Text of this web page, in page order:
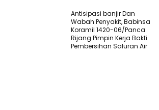
Antisipasi banjir Dan
Wabah Penyakit, Babinsa
Koramil 1420-06/Panca
Rijang Pimpin Kerja Bakti
Pembersihan Saluran Air